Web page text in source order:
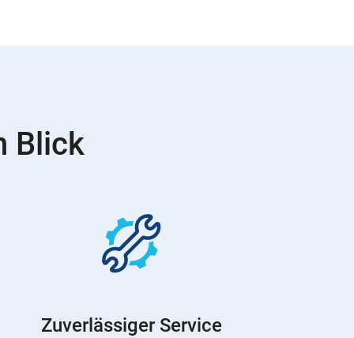
Blick
Zuverlässiger Service